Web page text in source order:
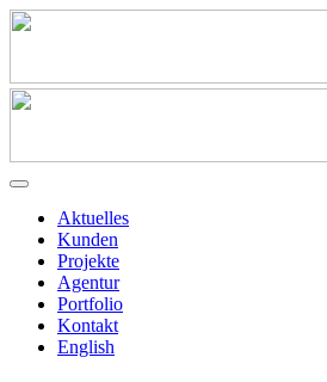
Aktuelles
Kunden
Projekte
Agentur
Portfolio
Kontakt
English